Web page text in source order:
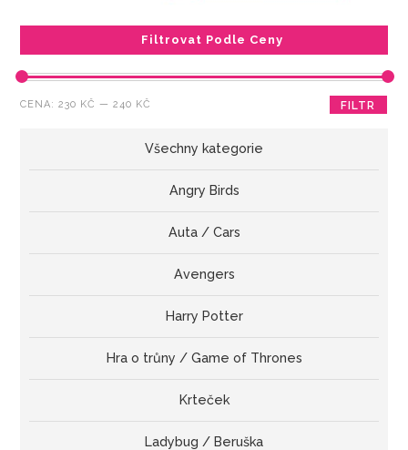
Filtrovat Podle Ceny
Minimální
Maximální
FILTR
CENA:230 KČ —240 KČ
Všechny kategorie
Angry Birds
Auta / Cars
Avengers
Harry Potter
Hra o trůny / Game of Thrones
Krteček
Ladybug / Beruška